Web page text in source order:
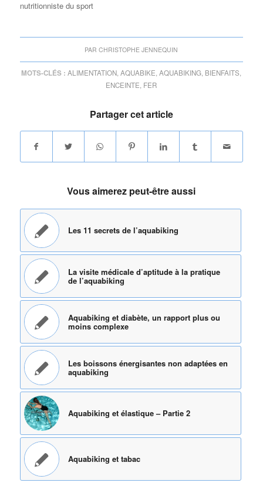
nutritionniste du sport
PARCHRISTOPHE JENNEQUIN
MOTS-CLÉS : ALIMENTATION ,AQUABIKE ,AQUABIKING BIENFAITS
ENCEINTE FER
Partager cet article
Vous aimerez peut-être aussi
Les 11 secrets de l’aquabiking
La visite médicale d’aptitude à la pratique
de l’aquabiking
Aquabiking et diabète, un rapport plus ou
moins complexe
Les boissons énergisantes non adaptées en
aquabiking
Aquabiking et élastique – Partie 2
Aquabiking et tabac